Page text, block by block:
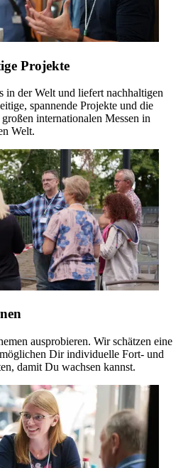
Projekte
in der Welt und liefert nachhaltigen
spannende Projekte und die
internationalen Messen in
Welt.
ausprobieren. Wir schätzen eine
Dir individuelle Fort- und
damit Du wachsen kannst.